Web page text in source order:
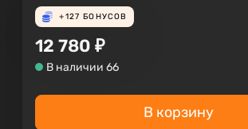
+127 БОНУСОВ
12 780 ₽
В наличии 66
В корзину